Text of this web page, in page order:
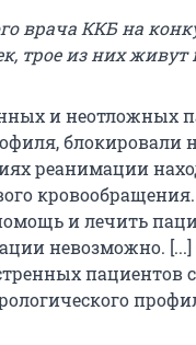
врача ККБ на
трое из них живут
и неотложных
реанимации
кровообращения.
и лечить
невозможно.
пациентов